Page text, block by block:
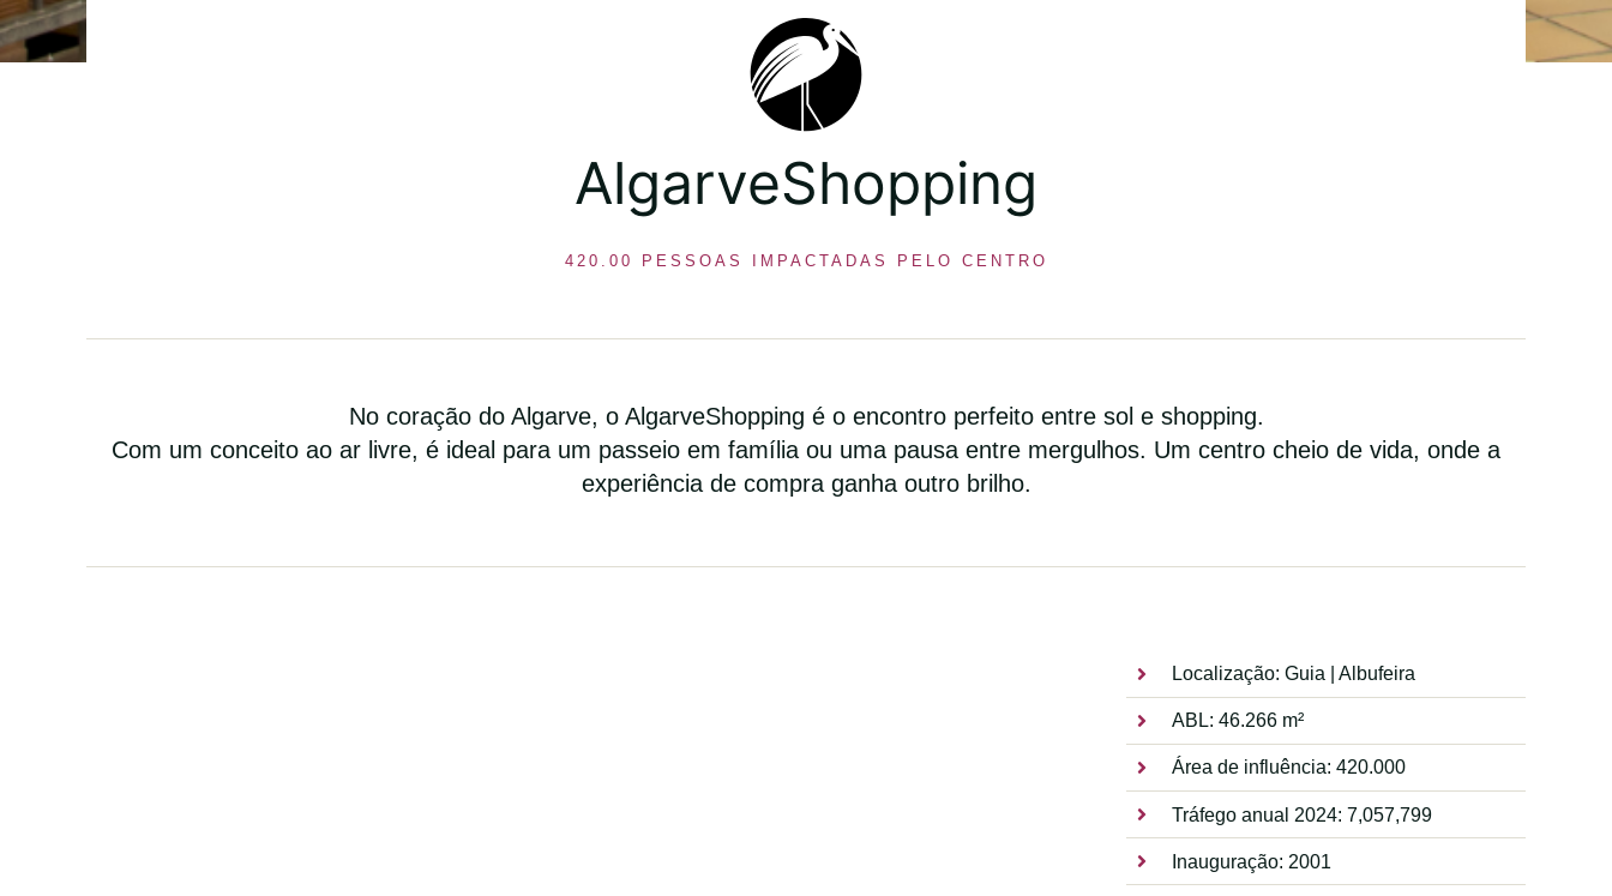
AlgarveShopping
420.00 PESSOAS IMPACTADAS PELO CENTRO
No coração do Algarve, o AlgarveShopping é o encontro perfeito entre sol e shopping.
Com um conceito ao ar livre, é ideal para um passeio em família ou uma pausa entre mergulhos. Um centro cheio de vida, onde a
experiência de compra ganha outro brilho.
Localização: Guia | Albufeira
ABL: 46.266 m²
Área de influência: 420.000
Tráfego anual 2024: 7,057,799
Inauguração: 2001